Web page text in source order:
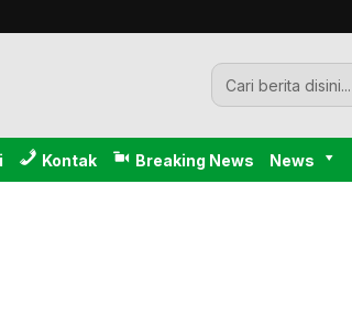
Kontak Breaking News News